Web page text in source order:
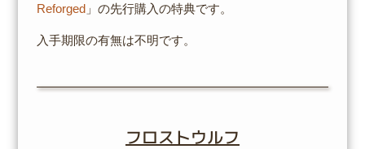
Reforged」の先行購入の特典です。
入手期限の有無は不明です。
フロストウルフ